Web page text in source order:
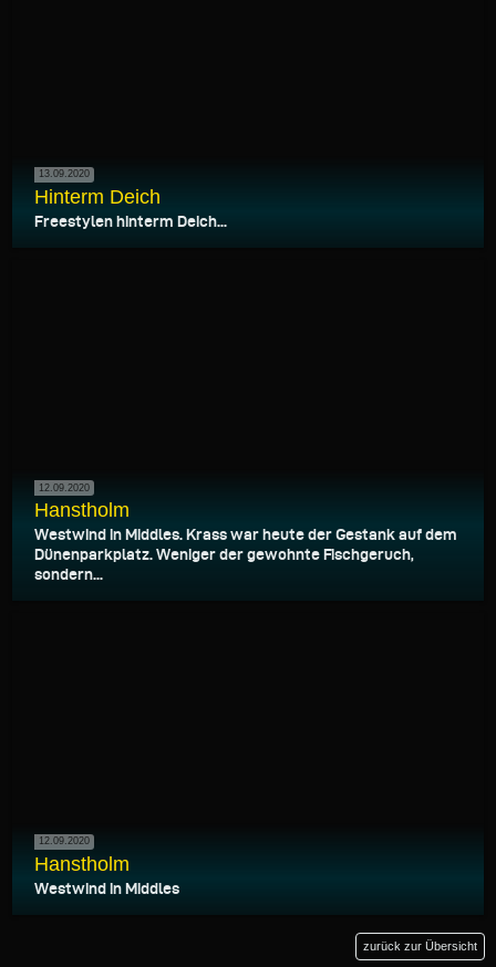
13.09.2020
Hinterm Deich
Freestylen hinterm Deich...
12.09.2020
Hanstholm
Westwind in Middles. Krass war heute der Gestank auf dem
Dünenparkplatz. Weniger der gewohnte Fischgeruch,
sondern...
12.09.2020
Hanstholm
Westwind in Middles
zurück zur Übersicht